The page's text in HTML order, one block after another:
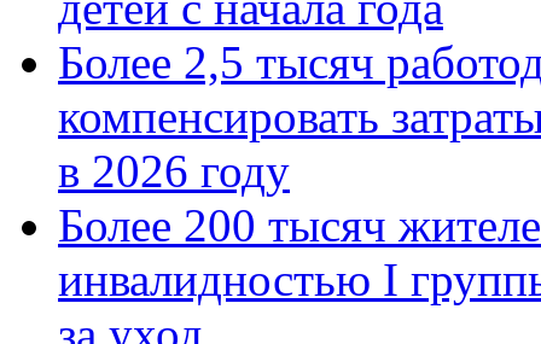
Более 2,5 тысяч
компенсировать
в 2026 году
Более 200 тысяч
инвалидностью I